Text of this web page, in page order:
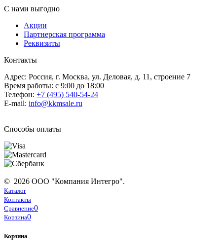
С нами выгодно
Акции
Партнерская программа
Реквизиты
Контакты
Адрес: Россия, г. Москва, ул. Деловая, д. 11, строение 7
Время работы: с 9:00 до 18:00
Телефон: +7 (495) 540-54-24
E-mail: info@kkmsale.ru
Способы оплаты
© 2026 ООО "Компания Интегро".
Каталог
Контакты
Сравнение0
Корзина0
Корзина